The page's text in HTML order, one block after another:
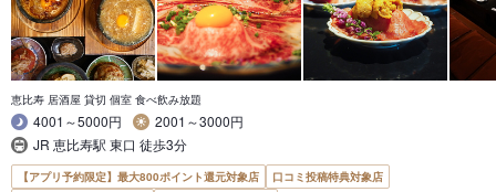
恵比寿 居酒屋 貸切 個室 食べ飲み放題
4001～5000円
2001～3000円
JR 恵比寿駅 東口 徒歩3分
【アプリ予約限定】最大800ポイント還元対象店
口コミ投稿特典対象店